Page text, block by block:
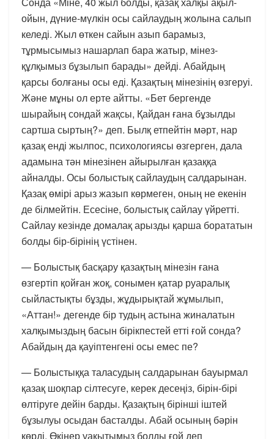
ойын, дүние-мүлкін осы сайлаудың жолына салып
келеді. Жыл өткен сайын азып барамыз,
тұрмысымыз нашарлап бара жатыр, мінез-
құлқымыз бұзылып барады» дейді. Абайдың
қарсы болғаны осы еді. Қазақтың мінезінің өзгеруі.
Және мұны ол ерте айтты. «Бет бергенде
шырайың сондай жақсы, Қайдан ғана бұзылды
сартша сыртың?» деп. Былқ етпейтін мәрт, нар
қазақ енді жылпос, психологиясы өзгерген, дала
адамына тән мінезінен айырылған қазаққа
айналды. Осы болыстық сайлаудың салдарынан.
Қазақ өмірі арыз жазып көрмеген, оның не екенін
де білмейтін. Есесіне, болыстық сайлау үйретті.
Сайлау кезінде домалақ арызды қарша борататын
болды бір-бірінің үстінен.
— Болыстық басқару қазақтың мінезін ғана
өзгертіп қойған жоқ, сонымен қатар руаралық
сыйластықты бұзды, жұдырықтай жұмылып,
«Аттан!» дегенде бір тудың астына жиналатын
халқымыздың басын бірікпестей етті ғой сонда?
Абайдың да қауіптенгені осы емес пе?
— Болыстыққа таласудың салдарынан бауырмал
қазақ шоқпар сілтесуге, керек десеңіз, бірін-бірі
өлтіруге дейін барды. Қазақтың бірінші іштей
бұзылуы осыдан басталды. Абай осының бәрін
көрді. Өкінер уақытымыз болды ғой деп